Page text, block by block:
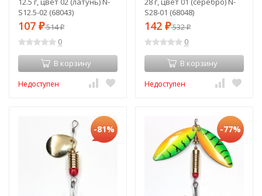
S12.5-02 (68043)
107 ₽514₽
0
В корзину
Недоступен
S28-01 (68048)
142 ₽532₽
0
В корзину
Недоступен
-81% -77%